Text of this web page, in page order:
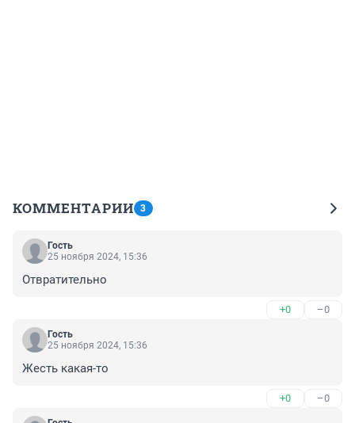
КОММЕНТАРИИ 3
Гость
25 ноября 2024, 15:36
Отвратительно
+0 –0
Гость
25 ноября 2024, 15:36
Жесть какая-то
+0 –0